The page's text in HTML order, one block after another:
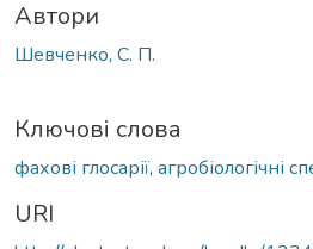
Автори
Шевченко, С. П.
Ключові слова
фахові глосарії, агробіологічні
URI